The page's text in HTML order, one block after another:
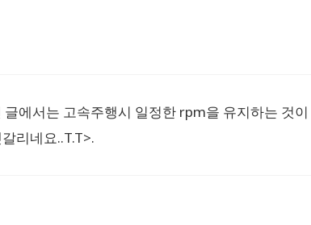
에서는 고속주행시 일정한 rpm을 유지하는 것이
리네요..T.T>.